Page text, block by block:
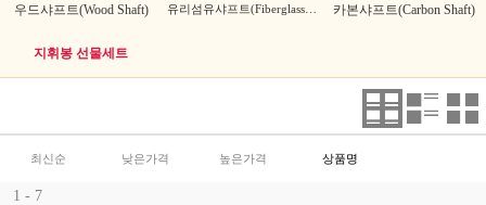
우드샤프트(Wood Shaft) 카본샤프트(Carbon Shaft)
지휘봉 선물세트
최신순 낮은가격 높은가격 상품명
1 - 7